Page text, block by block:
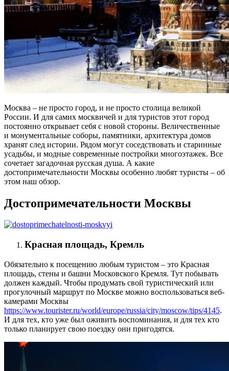
Москва – не просто город, и не просто столица великой
России. И для самих москвичей и для туристов этот город
постоянно открывает себя с новой стороны. Величественные
и монументальные соборы, памятники, архитектура домов
хранят след истории. Рядом могут соседствовать и старинные
усадьбы, и модные современные постройки многоэтажек. Все
сочетает загадочная русская душа. А какие
достопримечательности Москвы особенно любят туристы – об
этом наш обзор.
Достопримечательности Москвы
Красная площадь, Кремль
Обязательно к посещению любым туристом – это Красная
площадь, стены и башни Московского Кремля. Тут побывать
должен каждый. Чтобы продумать свой туристический или
прогулочный маршрут по Москве можно воспользоваться веб-
камерами Москвы
https://www.tourister.ru/world/europe/russia/city/moscow/tips/4145.
И для тех, кто уже был оживить воспоминания, и для тех кто
только планирует свою поездку они пригодятся.